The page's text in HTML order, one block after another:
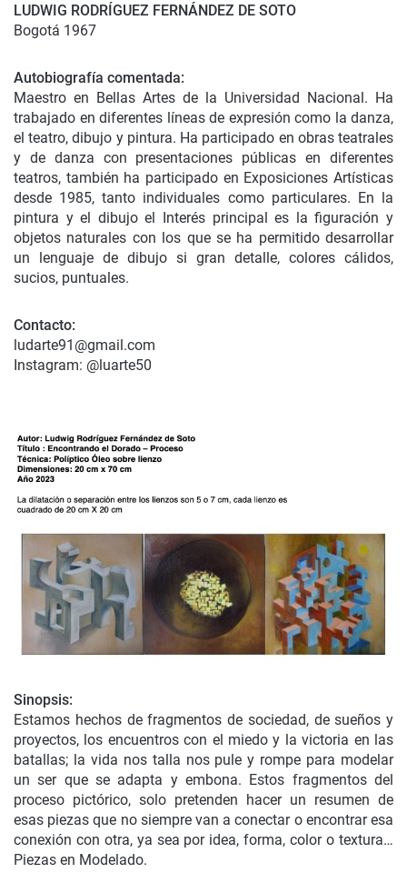
LUDWIG RODRÍGUEZ FERNÁNDEZ DE SOTO
Bogotá 1967
Autobiografía comentada:
Maestro en Bellas Artes de la Universidad Nacional. Ha
trabajado en diferentes líneas de expresión como la danza,
el teatro, dibujo y pintura. Ha participado en obras teatrales
y de danza con presentaciones públicas en diferentes
teatros, también ha participado en Exposiciones Artísticas
desde 1985, tanto individuales como particulares. En la
pintura y el dibujo el Interés principal es la figuración y
objetos naturales con los que se ha permitido desarrollar
un lenguaje de dibujo si gran detalle, colores cálidos,
sucios, puntuales.
Contacto:
ludarte91@gmail.com
Instagram: @luarte50
Sinopsis:
Estamos hechos de fragmentos de sociedad, de sueños y
proyectos, los encuentros con el miedo y la victoria en las
batallas; la vida nos talla nos pule y rompe para modelar
un ser que se adapta y embona. Estos fragmentos del
proceso pictórico, solo pretenden hacer un resumen de
esas piezas que no siempre van a conectar o encontrar esa
conexión con otra, ya sea por idea, forma, color o textura…
Piezas en Modelado.